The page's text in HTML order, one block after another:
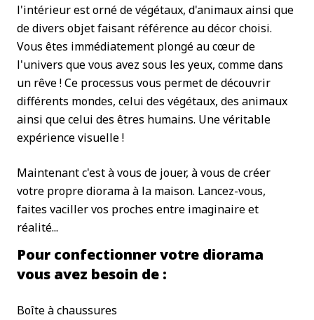
l'intérieur est orné de végétaux, d'animaux ainsi que
de divers objet faisant référence au décor choisi.
Vous êtes immédiatement plongé au cœur de
l'univers que vous avez sous les yeux, comme dans
un rêve ! Ce processus vous permet de découvrir
différents mondes, celui des végétaux, des animaux
ainsi que celui des êtres humains. Une véritable
expérience visuelle !
Maintenant c'est à vous de jouer, à vous de créer
votre propre diorama à la maison. Lancez-vous,
faites vaciller vos proches entre imaginaire et
réalité...
Pour confectionner votre diorama
vous avez besoin de :
Boîte à chaussures